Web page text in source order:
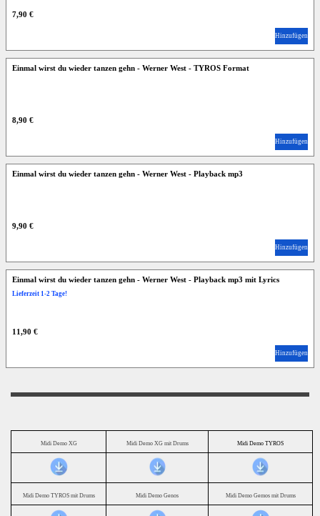
7,90 €
Hinzufügen
Einmal wirst du wieder tanzen gehn - Werner West - TYROS Format
8,90 €
Hinzufügen
Einmal wirst du wieder tanzen gehn - Werner West - Playback mp3
9,90 €
Hinzufügen
Einmal wirst du wieder tanzen gehn - Werner West - Playback mp3 mit Lyrics
Lieferzeit 1-2 Tage!
11,90 €
Hinzufügen
Midi Demo XG Midi Demo XG mit Drums Midi Demo TYROS
Midi Demo TYROS mit Drums Midi Demo Genos Midi Demo Gemos mit Drums